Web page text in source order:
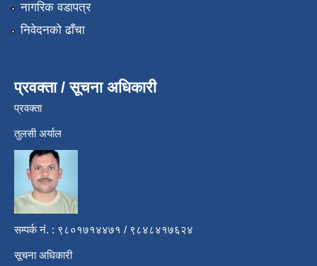
नागरिक वडापत्र
निवेदनको ढाँचा
प्रवक्ता / सूचना अधिकारी
प्रवक्ता
तुलसी अर्याल
सम्पर्क नं. : ९८०१७१४४७१ / ९८४८४१७६२४
सूचना अधिकारी